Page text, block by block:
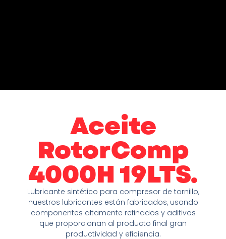
Aceite
RotorComp
4000H 19LTS.
Lubricante sintético para compresor de tornillo,
nuestros lubricantes están fabricados, usando
componentes altamente refinados y aditivos
que proporcionan al producto final gran
productividad y eficiencia.